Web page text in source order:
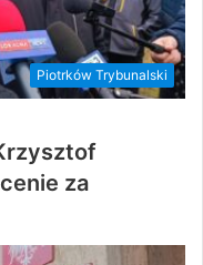
Piotrków Trybunalski
za